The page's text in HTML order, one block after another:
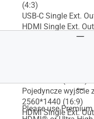
(4:3)
USB-C Single Ext.
HDMI Single Ext.
Pojedyncze wyjście
2560*1440 (16:9)
HDMI Single Ext.
Please use